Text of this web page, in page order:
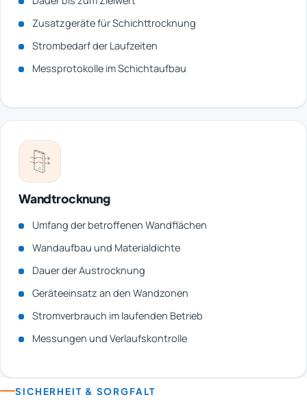
Zusatzgeräte für Schichttrocknung
Strombedarf der Laufzeiten
Messprotokolle im Schichtaufbau
Wandtrocknung
Umfang der betroffenen Wandflächen
Wandaufbau und Materialdichte
Dauer der Austrocknung
Geräteeinsatz an den Wandzonen
Stromverbrauch im laufenden Betrieb
Messungen und Verlaufskontrolle
SICHERHEIT & SORGFALT